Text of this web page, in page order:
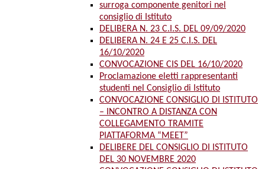
surroga componente genitori nel
consiglio di Istituto
DELIBERA N. 23 C.I.S. DEL 09/09/2020
DELIBERA N. 24 E 25 C.I.S. DEL
16/10/2020
CONVOCAZIONE CIS DEL 16/10/2020
Proclamazione eletti rappresentanti
studenti nel Consiglio di Istituto
CONVOCAZIONE CONSIGLIO DI ISTITUTO
– INCONTRO A DISTANZA CON
COLLEGAMENTO TRAMITE
PIATTAFORMA “MEET”
DELIBERE DEL CONSIGLIO DI ISTITUTO
DEL 30 NOVEMBRE 2020